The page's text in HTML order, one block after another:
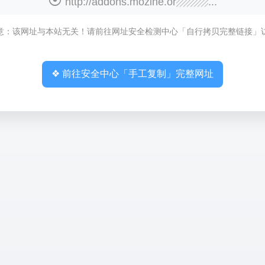
：该网址与本站无关！请前往网址安全检测中心「自行拷贝完整链接」
❖ 前往安全中心「手工复制」完整网址